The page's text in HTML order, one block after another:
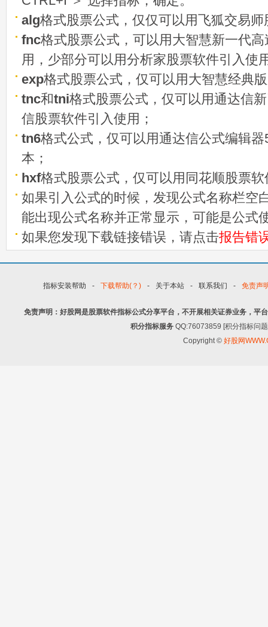
alg格式股票公式，仅仅可以用飞狐交易
fnc格式股票公式，可以用大智慧新一代
用，少部分可以用分析家股票软件引入使
exp格式股票公式，仅可以用大智慧经典
tnc和tni格式股票公式，仅可以用通达信
信股票软件引入使用；
tn6格式公式，仅可以用通达信公式编辑
本；
hxf格式股票公式，仅可以用同花顺股票
如果引入公式的时候，发现公式名称栏空
能出现公式名称并正常显示，可能是公式
如果您发现下载链接错误，请点击报告错
指标安装帮助 - 下载帮助(？) - 关于本站 - 联系我们 - 免责声
免责声明：好股网是股票软件指标公式分享平台，不开展相关证券业务，平
积分指标服务 QQ:76073859 [积分指标问
Copyright © 好股网